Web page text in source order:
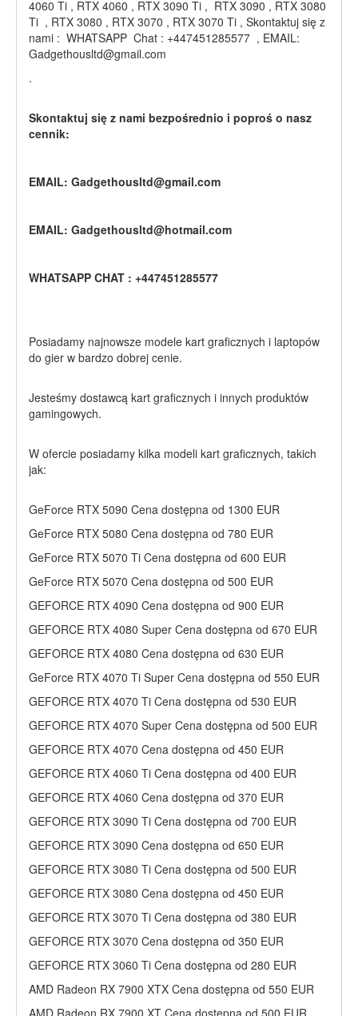
4060 Ti , RTX 4060 , RTX 3090 Ti , RTX 3090 , RTX 3080
Ti , RTX 3080 , RTX 3070 , RTX 3070 Ti , Skontaktuj się z
nami : WHATSAPP Chat : +447451285577 , EMAIL:
Gadgethousltd@gmail.com
.
Skontaktuj się z nami bezpośrednio i poproś o nasz
cennik:
EMAIL: Gadgethousltd@gmail.com
EMAIL: Gadgethousltd@hotmail.com
WHATSAPP CHAT : +447451285577
Posiadamy najnowsze modele kart graficznych i laptopów
do gier w bardzo dobrej cenie.
Jesteśmy dostawcą kart graficznych i innych produktów
gamingowych.
W ofercie posiadamy kilka modeli kart graficznych, takich
jak:
GeForce RTX 5090 Cena dostępna od 1300 EUR
GeForce RTX 5080 Cena dostępna od 780 EUR
GeForce RTX 5070 Ti Cena dostępna od 600 EUR
GeForce RTX 5070 Cena dostępna od 500 EUR
GEFORCE RTX 4090 Cena dostępna od 900 EUR
GEFORCE RTX 4080 Super Cena dostępna od 670 EUR
GEFORCE RTX 4080 Cena dostępna od 630 EUR
GeForce RTX 4070 Ti Super Cena dostępna od 550 EUR
GEFORCE RTX 4070 Ti Cena dostępna od 530 EUR
GEFORCE RTX 4070 Super Cena dostępna od 500 EUR
GEFORCE RTX 4070 Cena dostępna od 450 EUR
GEFORCE RTX 4060 Ti Cena dostępna od 400 EUR
GEFORCE RTX 4060 Cena dostępna od 370 EUR
GEFORCE RTX 3090 Ti Cena dostępna od 700 EUR
GEFORCE RTX 3090 Cena dostępna od 650 EUR
GEFORCE RTX 3080 Ti Cena dostępna od 500 EUR
GEFORCE RTX 3080 Cena dostępna od 450 EUR
GEFORCE RTX 3070 Ti Cena dostępna od 380 EUR
GEFORCE RTX 3070 Cena dostępna od 350 EUR
GEFORCE RTX 3060 Ti Cena dostępna od 280 EUR
AMD Radeon RX 7900 XTX Cena dostępna od 550 EUR